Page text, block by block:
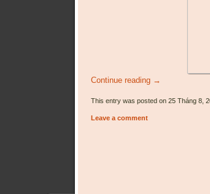
Continue reading →
This entry was posted on 25 Tháng 8,
Leave a comment